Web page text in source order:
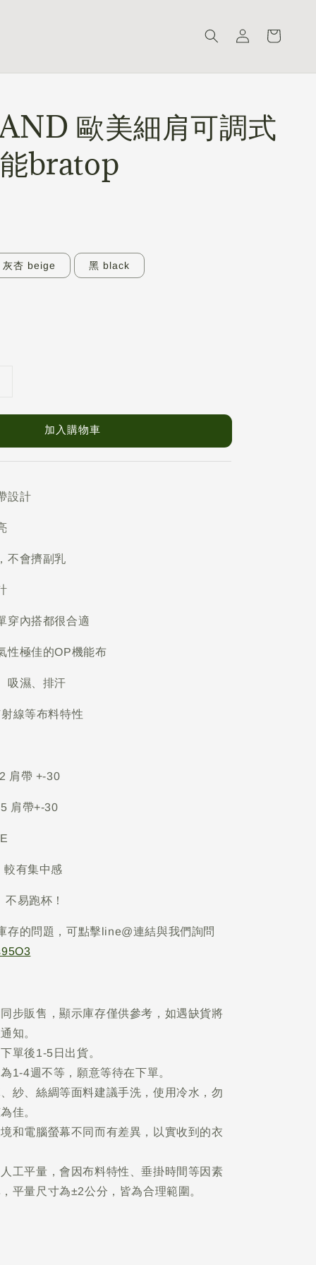
歐美細肩可調式
bratop
灰杏 beige 黑 black
加入購物車
設計
不會擠副乳
穿內搭都很合適
性極佳的OP機能布
吸濕、排汗
線等布料特性
肩帶 +-30
肩帶+-30
較有集中感
易跑杯！
存的問題，可點擊line@連結與我們詢問
步販售，顯示庫存僅供參考，如遇缺貨將
知。
單後1-5日出貨。
1-4週不等，願意等待在下單。
紗、絲綢等面料建議手洗，使用冷水，勿
佳。
和電腦螢幕不同而有差異，以實收到的衣
工平量，會因布料特性、垂掛時間等因素
平量尺寸為±2公分，皆為合理範圍。